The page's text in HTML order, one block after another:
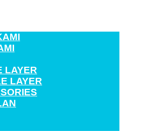
LAYER
LAYER